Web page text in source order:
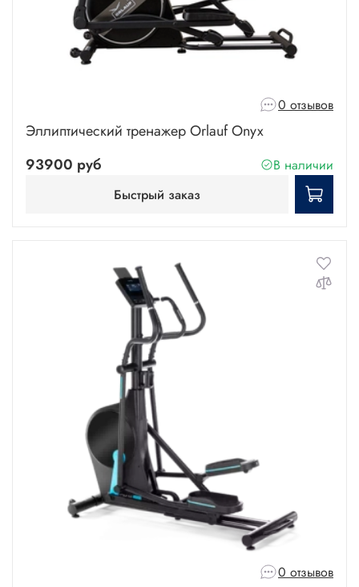
0 отзывов
Эллиптический тренажер Orlauf Onyx
93900 руб
В наличии
Быстрый заказ
0 отзывов